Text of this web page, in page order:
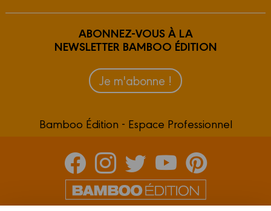
ABONNEZ-VOUS À LA
NEWSLETTER BAMBOO ÉDITION
Je m'abonne !
Bamboo Édition - Espace Professionnel